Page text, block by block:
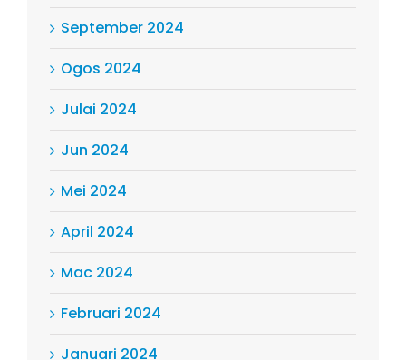
September 2024
Ogos 2024
Julai 2024
Jun 2024
Mei 2024
April 2024
Mac 2024
Februari 2024
Januari 2024